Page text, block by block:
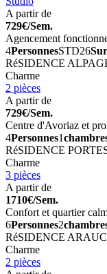
A partir de
729€/Sem.
Agencement
4PersonnesSTD26
RéSIDENCE
Charme
2 pièces
A partir de
729€/Sem.
Centre d'Avoriaz et
4Personnes1
RéSIDENCE
Charme
3 pièces
A partir de
1710€/Sem.
Confort et quartier
6Personnes2
RéSIDENCE
Charme
2 pièces